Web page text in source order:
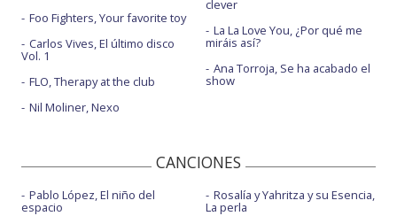
Foo Fighters, Your favorite toy
Carlos Vives, El último disco
Vol. 1
FLO, Therapy at the club
Nil Moliner, Nexo
clever
La La Love You, ¿Por qué me
miráis así?
Ana Torroja, Se ha acabado el
show
CANCIONES
Pablo López, El niño del
espacio
Rosalía y Yahritza y su Esencia,
La perla